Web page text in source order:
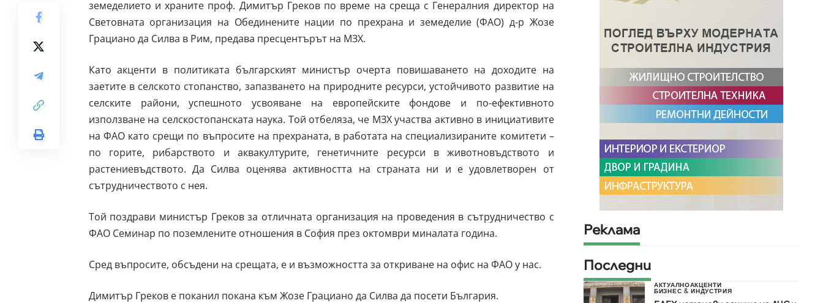
земеделието и храните проф. Димитър Греков по време на среща с Генералния директор на
Световната организация на Обединените нации по прехрана и земеделие (ФАО) д-р Жозе
Грациано да Силва в Рим, предава пресцентърът на МЗХ.
Като акценти в политиката българският министър очерта повишаването на доходите на
заетите в селското стопанство, запазването на природните ресурси, устойчивото развитие на
селските райони, успешното усвояване на европейските фондове и по-ефективното
използване на селскостопанската наука. Той отбеляза, че МЗХ участва активно в инициативите
на ФАО като срещи по въпросите на прехраната, в работата на специализираните комитети –
по горите, рибарството и аквакултурите, генетичните ресурси в животновъдството и
растениевъдството. Да Силва оценява активността на страната ни и е удовлетворен от
сътрудничеството с нея.
Той поздрави министър Греков за отличната организация на проведения в сътрудничество с
ФАО Семинар по поземлените отношения в София през октомври миналата година.
Сред въпросите, обсъдени на срещата, е и възможността за откриване на офис на ФАО у нас.
Димитър Греков е поканил покана към Жозе Грациано да Силва да посети България.
Реклама
Последни
АКТУАЛНОАКЦЕНТИ
БИЗНЕС & ИНДУСТРИЯ